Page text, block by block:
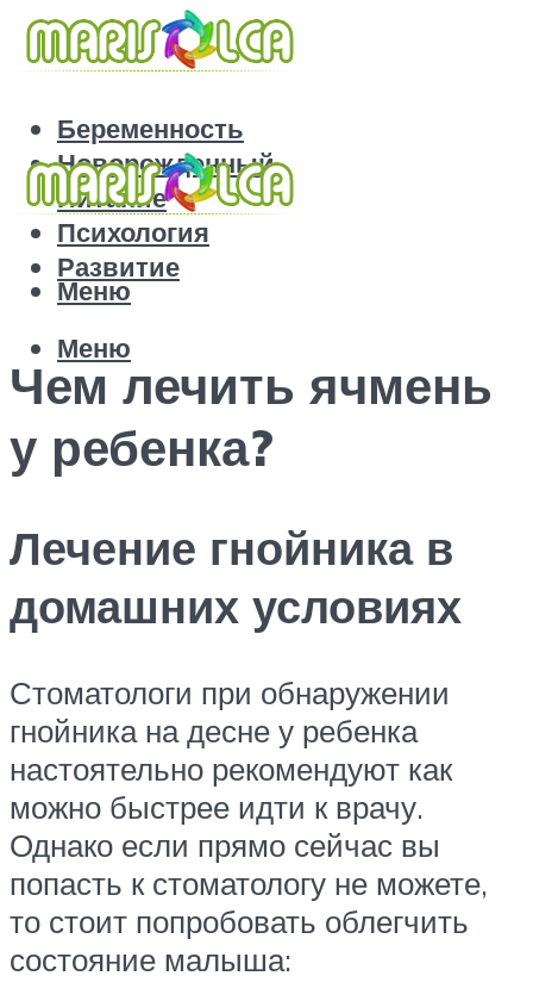
Беременность
Новорожденный
Питание
Психология
Развитие
Меню
Меню
Чем лечить ячмень
у ребенка?
Лечение гнойника в
домашних условиях
Стоматологи при обнаружении
гнойника на десне у ребенка
настоятельно рекомендуют как
можно быстрее идти к врачу.
Однако если прямо сейчас вы
попасть к стоматологу не можете,
то стоит попробовать облегчить
состояние малыша: